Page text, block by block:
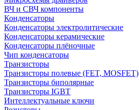
ВЧ и СВЧ компоненты
Конденсаторы
Конденсаторы электролитические
Конденсаторы керамические
Конденсаторы плёночные
Чип конденсаторы
Транзисторы
Транзисторы полевые (FET, MOSFET)
Транзисторы биполярные
Транзисторы IGBT
Интеллектуальные ключи